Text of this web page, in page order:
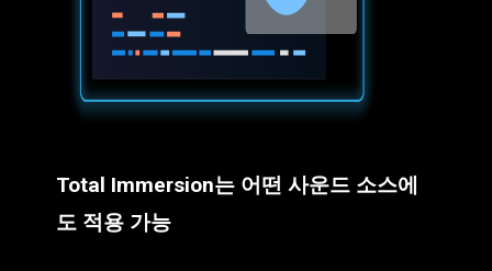
Total Immersion는 어떤 사운드 소스에
도 적용 가능